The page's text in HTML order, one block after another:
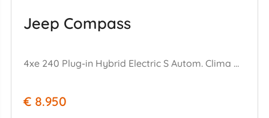
Jeep Compass
4xe 240 Plug-in Hybrid Electric S Autom. Clima Navi
€ 8.950